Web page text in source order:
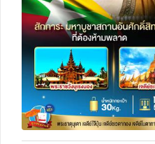
ทัวร์มัลดีฟส์
ทัวร์เวียดนาม
ทัวร์อียิปต์
ทัวร์จอร์เจีย